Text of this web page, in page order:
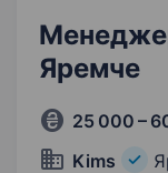
Яремче
25 000 –
Kims